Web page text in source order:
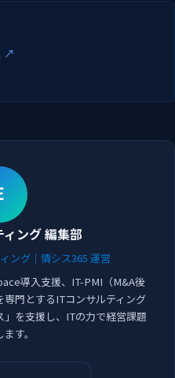
↗
ング 編集部
ング｜情シス365 運営
導入支援、IT-PMI（M&A後
門とするITコンサルティング
を支援し、ITの力で経営課題
す。